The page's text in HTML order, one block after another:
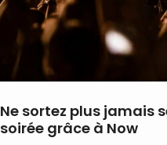
Ne sortez plus jamais
soirée grâce à Now